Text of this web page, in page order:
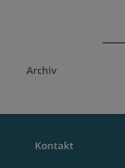
Archiv
Kontakt